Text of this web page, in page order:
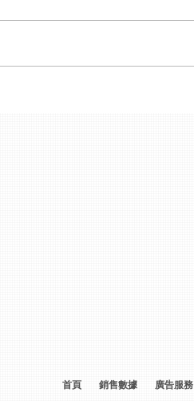
首頁 銷售數據 廣告服務